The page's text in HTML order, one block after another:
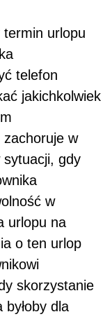
urlopu
telefon
jakichkolwiek
w
gdy
w
urlopu na
o ten urlop
skorzystanie
dla